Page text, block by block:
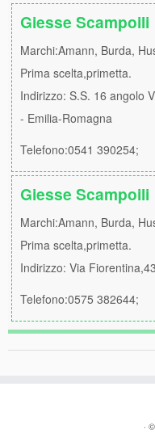
Giesse Scampoili
Marchi:Amann, Burda,
Prima scelta,primetta.
Indirizzo: S.S. 16 angolo
- Emilia-Romagna
Telefono:0541 390254;
Giesse Scampoili
Marchi:Amann, Burda,
Prima scelta,primetta.
Indirizzo: Via
Telefono:0575 382644;
·